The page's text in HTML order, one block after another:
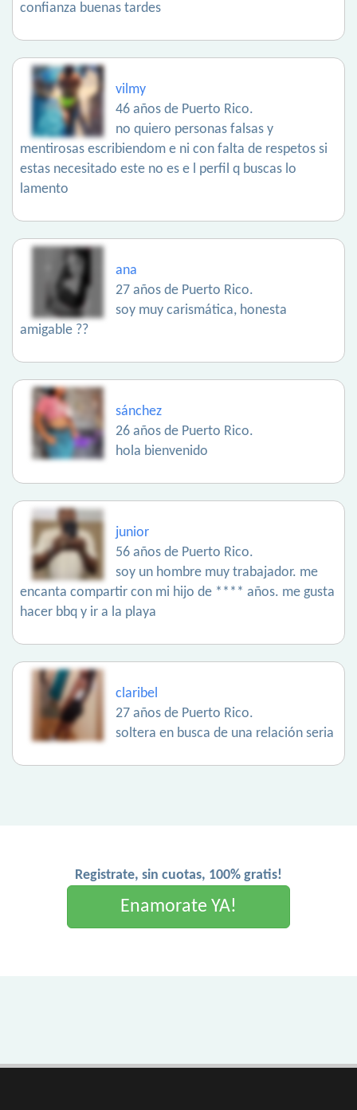
confianza buenas tardes
vilmy
46 años de Puerto Rico.
no quiero personas falsas y
mentirosas escribiendom e ni con falta de respetos si
estas necesitado este no es e l perfil q buscas lo
lamento
ana
27 años de Puerto Rico.
soy muy carismática, honesta
amigable ??
sánchez
26 años de Puerto Rico.
hola bienvenido
junior
56 años de Puerto Rico.
soy un hombre muy trabajador. me
encanta compartir con mi hijo de **** años. me gusta
hacer bbq y ir a la playa
claribel
27 años de Puerto Rico.
soltera en busca de una relación seria
Registrate, sin cuotas, 100% gratis!
Enamorate YA!